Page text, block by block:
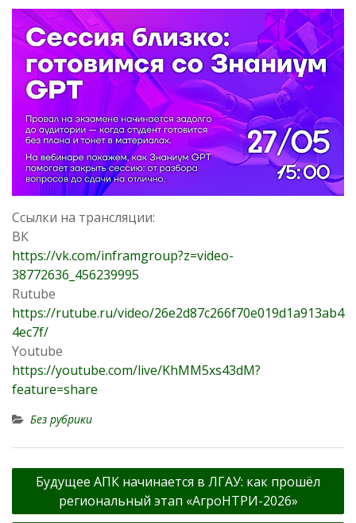
Ссылки на трансляции:
ВК
https://vk.com/inframgroup?z=video-
38772636_456239995
Rutube
https://rutube.ru/video/26e2d87c266f70e019d1a913ab4
4ec7f/
Youtube
https://youtube.com/live/KhMM5xs43dM?
feature=share
Без рубрики
Навигация
записям
Будущее АПК начинается в ЛГАУ: как прошёл
региональный этап «АгроНТРИ-2026»